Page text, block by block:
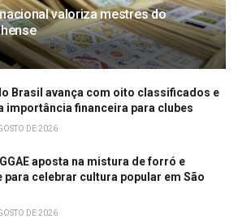
valoriza mestres do
Brasil avança com oito classificados e
importância financeira para clubes
DE 2026
aposta na mistura de forró e
para celebrar cultura popular em São
DE 2026